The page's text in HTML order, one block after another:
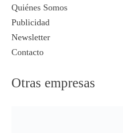
Quiénes Somos
Publicidad
Newsletter
Contacto
Otras empresas